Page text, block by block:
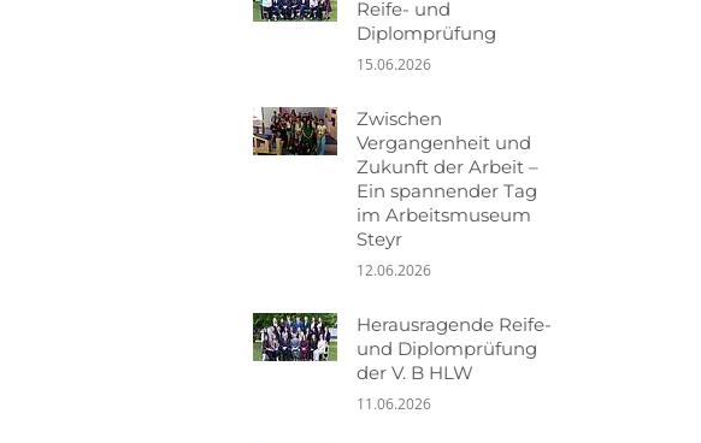
Reife- und
Diplomprüfung
15.06.2026
Zwischen
Vergangenheit und
Zukunft der Arbeit –
Ein spannender Tag
im Arbeitsmuseum
Steyr
12.06.2026
Herausragende Reife-
und Diplomprüfung
der V. B HLW
11.06.2026